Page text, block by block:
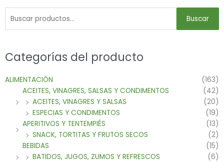
Buscar
Categorías del producto
ALIMENTACIÓN
(163)
ACEITES, VINAGRES, SALSAS Y CONDIMENTOS
(42)
ACEITES, VINAGRES Y SALSAS
(20)
ESPECIAS Y CONDIMENTOS
(19)
APERITIVOS Y TENTEMPIÉS
(13)
SNACK, TORTITAS Y FRUTOS SECOS
(2)
BEBIDAS
(15)
BATIDOS, JUGOS, ZUMOS Y REFRESCOS
(6)